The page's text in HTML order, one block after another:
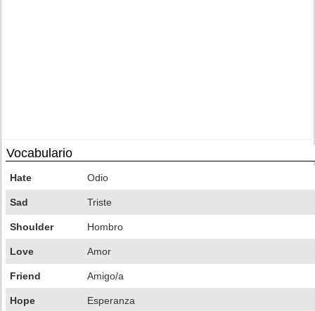
Vocabulario
Hate Odio
Sad Triste
Shoulder Hombro
Love Amor
Friend Amigo/a
Hope Esperanza